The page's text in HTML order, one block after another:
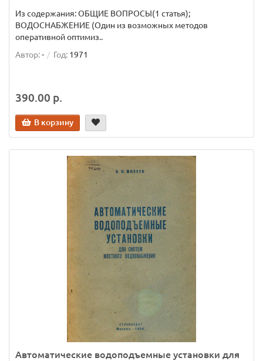
Из содержания: ОБЩИЕ ВОПРОСЫ(1 статья);
ВОДОСНАБЖЕНИЕ (Один из возможных методов
оперативной оптимиз..
Автор:- Год: 1971
390.00 р.
В корзину
Автоматические водоподъемные установки для